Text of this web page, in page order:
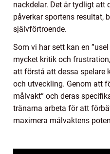
nackdelar. Det är tydligt att
påverkar sportens resultat,
självförtroende.
Som vi har sett kan en
mycket kritik och
att förstå att dessa spelare
och utveckling. Genom att
målvakt” och deras
tränarna arbeta för att
maximera målvaktens